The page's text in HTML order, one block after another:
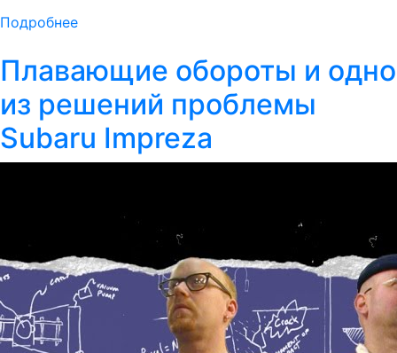
Подробнее
Плавающие обороты и одно
из решений проблемы
Subaru Impreza